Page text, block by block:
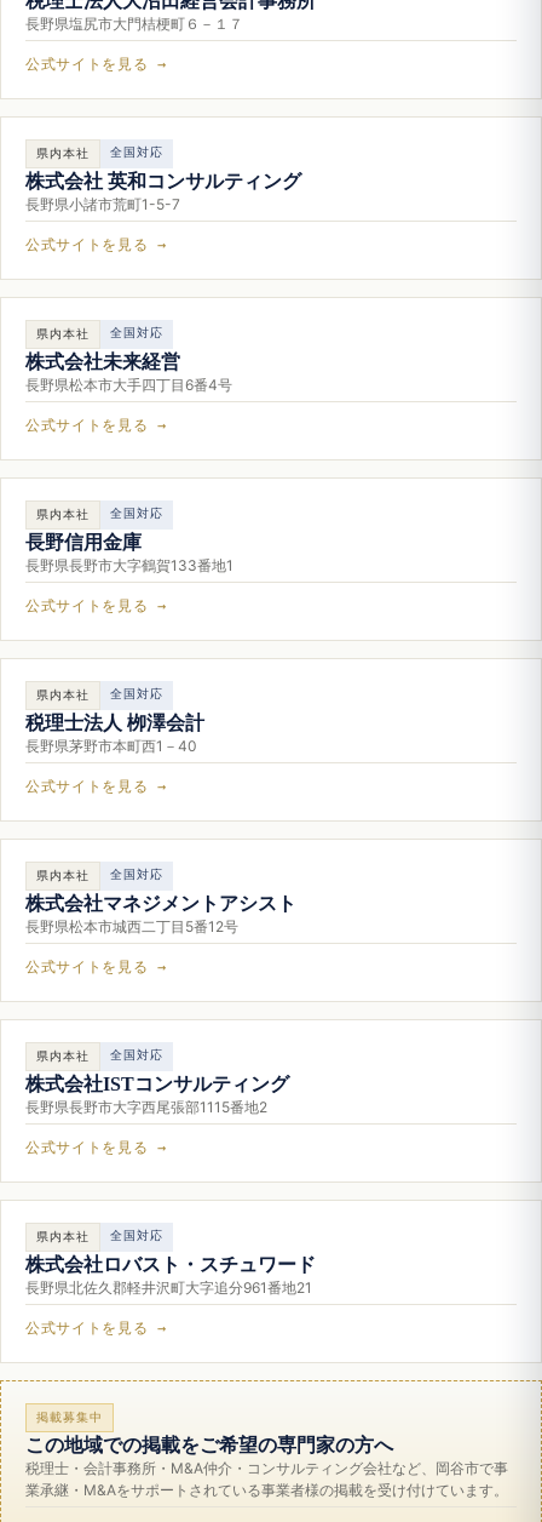
長野県塩尻市大門桔梗町６－１７
公式サイトを見る →
県内本社 全国対応
株式会社 英和コンサルティング
長野県小諸市荒町1-5-7
公式サイトを見る →
県内本社 全国対応
株式会社未来経営
長野県松本市大手四丁目6番4号
公式サイトを見る →
県内本社 全国対応
長野信用金庫
長野県長野市大字鶴賀133番地1
公式サイトを見る →
県内本社 全国対応
税理士法人 栁澤会計
長野県茅野市本町西1－40
公式サイトを見る →
県内本社 全国対応
株式会社マネジメントアシスト
長野県松本市城西二丁目5番12号
公式サイトを見る →
県内本社 全国対応
株式会社ISTコンサルティング
長野県長野市大字西尾張部1115番地2
公式サイトを見る →
県内本社 全国対応
株式会社ロバスト・スチュワード
長野県北佐久郡軽井沢町大字追分961番地21
公式サイトを見る →
掲載募集中
この地域での掲載をご希望の専門家の方へ
税理士・会計事務所・M&A仲介・コンサルティング会社など、岡谷市で事
業承継・M&Aをサポートされている事業者様の掲載を受け付けています。